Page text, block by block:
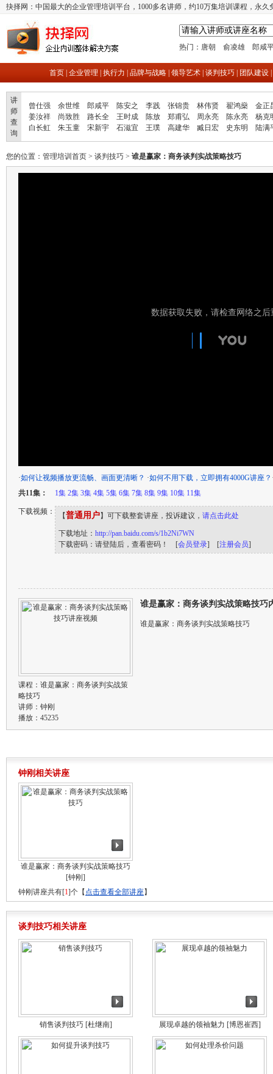
抉择网：中国最大的企业管理培训平台，1000多名讲师，约10万集培训课程，永
热门： 唐朝 俞凌雄 郎咸
首页| 企业管理 执行力 品牌与战略| 领导艺术| 谈判技巧| 团队建设|
讲
师
查
询
曾仕强 余世维 郎咸平 陈安之 李践 张锦贵 林伟贤 翟鸿燊
金正
姜汝祥
尚致胜 路长全 王时成 陈放 郑甫弘 周永亮 陈永亮
杨克
白长虹
朱玉童 宋新宇 石滋宜 王璞 高建华 臧日宏 史东明 陆满
您的位置： 管理培训首页 > 谈判技巧 > 谁是赢家：商务谈判实战策略技巧
·如何让视频播放更流畅、画面更清晰？ ·如何不用下载，立即拥有4000G讲座？
共11集：
1集 2集 3集 4集 5集 6集 7集 8集 9集 10集 11集
下载视频： 【普通用户】可下载整套讲座，投诉建议， 请点击此处
下载地址： http://pan.baidu.com/s/1b2Ni7WN
下载密码：请登陆后，查看密码！ [会员登录] [注册会员]
课程： 谁是赢家：商务谈判实战策
略技巧
讲师： 钟刚
播放：45235
谁是赢家：商务谈判实战策略技巧
谁是赢家：商务谈判实战策略技巧
钟刚相关讲座
谁是赢家：商务谈判实战策略技巧
[钟刚]
钟刚讲座共有[1]个【 点击查看全部讲座】
谈判技巧相关讲座
销售谈判技巧[杜继南] 展现卓越的领袖魅力 [博恩崔西]